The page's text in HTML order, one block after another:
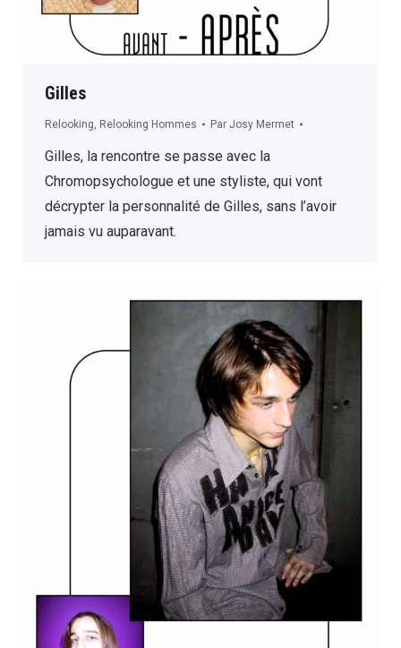
Gilles
Relooking Relooking Hommes Par Josy Mermet
Gilles, la rencontre se passe avec la
Chromopsychologue et une styliste, qui vont
décrypter la personnalité de Gilles, sans l’avoir
jamais vu auparavant.